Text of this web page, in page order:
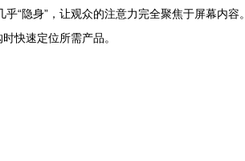
“隐身”，让观众的注意力完全聚焦于屏幕内容。
快速定位所需产品。